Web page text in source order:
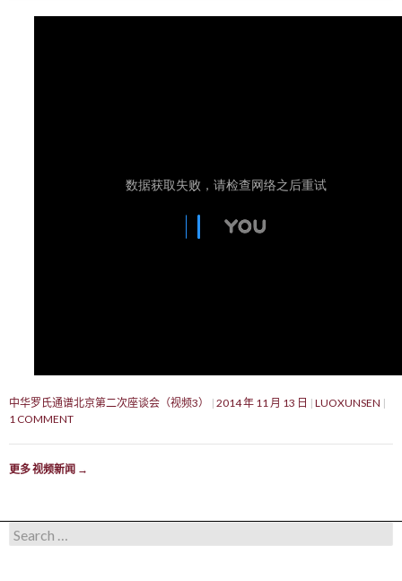
中华罗氏通谱北京第二次座谈会（视频3） 2014 年 11 月 13 日
LUOXUNSEN
1 COMMENT
更多 视频新闻 →
Search for: